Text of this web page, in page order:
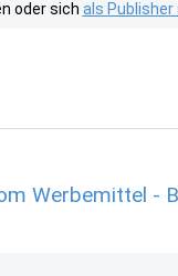
oder sich als Publisher
Werbemittel -